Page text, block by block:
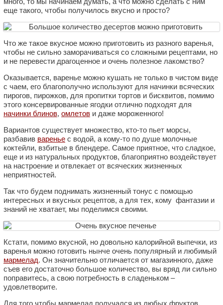
еще такого, чтобы получилось вкусно и просто?
Что же такое вкусное можно приготовить из разного варенья,
чтобы не сильно заморачиваться со сложными рецептами, но
и не перевести драгоценное и очень полезное лакомство?
Оказывается, варенье можно кушать не только в чистом виде
с чаем, его благополучно используют для начинки всяческих
пирогов, пирожков, для пропитки тортов и бисквитов, помимо
этого консервированные ягодки отлично подходят для
начинки блинов, омлетов и даже мороженного!
Вариантов существует множество, кто-то пьет морсы,
разбавив варенье с водой, а кому-то по душе молочные
коктейли, взбитые в блендере. Самое приятное, что сладкое,
еще и из натуральных продуктов, благоприятно воздействует
на настроение и отвлекает от всяческих жизненных
неприятностей.
Так что будем поднимать жизненный тонус с помощью
интересных и вкусных рецептов, а для тех, кому фантазии и
знаний не хватает, мы поделимся своими.
Кстати, помимо вкусной, но довольно калорийной выпечки, из
варенья можно готовить нынче очень популярный и любимый
мармелад. Он значительно отличается от магазинного, даже
съев его достаточно большое количество, вы вряд ли сильно
поправитесь, а свою потребность в сладеньком –
удовлетворите.
Для того чтобы мармелад получался из любых фруктов,